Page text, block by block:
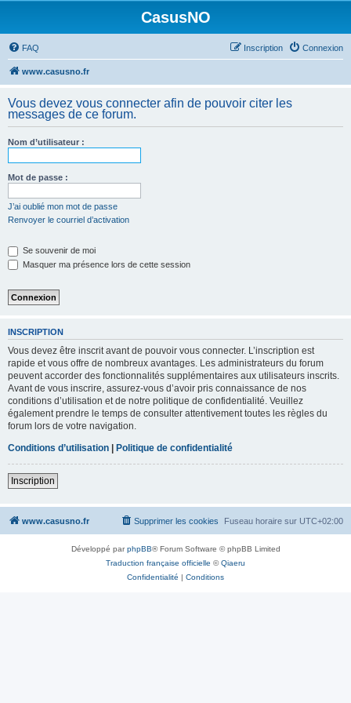
CasusNO
FAQ Connexion
Inscription
www.casusno.fr
Vous devez vous connecter afin de pouvoir citer les
messages de ce forum.
Nom d’utilisateur :
Mot de passe :
J’ai oublié mon mot de passe
Renvoyer le courriel d’activation
Se souvenir de moi
Masquer ma présence lors de cette session
INSCRIPTION
Vous devez être inscrit avant de pouvoir vous connecter. L’inscription est
rapide et vous offre de nombreux avantages. Les administrateurs du forum
peuvent accorder des fonctionnalités supplémentaires aux utilisateurs inscrits.
Avant de vous inscrire, assurez-vous d’avoir pris connaissance de nos
conditions d’utilisation et de notre politique de confidentialité. Veuillez
également prendre le temps de consulter attentivement toutes les règles du
forum lors de votre navigation.
Conditions d’utilisation | Politique de confidentialité
Inscription
www.casusno.fr Fuseau horaire sur UTC+02:00
Supprimer les cookies
Développé parphpBB® Forum Software © phpBB Limited
Traduction française officielle ©Qiaeru
Confidentialité | Conditions